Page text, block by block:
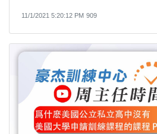
11/1/2021 5:20:12 PM 909